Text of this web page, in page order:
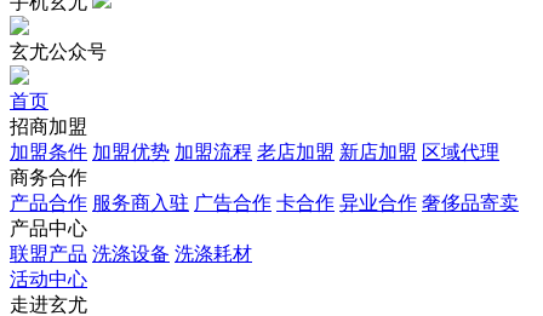
玄尤公众号
首页
招商加盟
加盟条件 加盟优势 加盟流程 老店加盟 新店加盟 区域代理
商务合作
产品合作 服务商入驻 广告合作 卡合作 异业合作 奢侈品寄卖
产品中心
联盟产品 洗涤设备 洗涤耗材
活动中心
走进玄尤